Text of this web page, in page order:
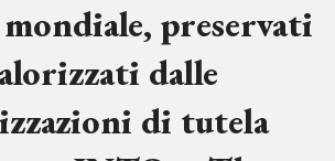
preservati
dalle
di tutela